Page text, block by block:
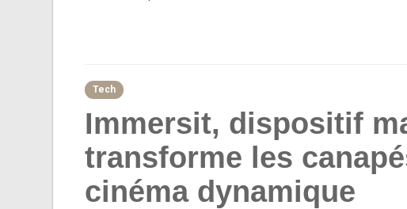
Tech
Immersit, dispositif
transforme les
cinéma dynamique